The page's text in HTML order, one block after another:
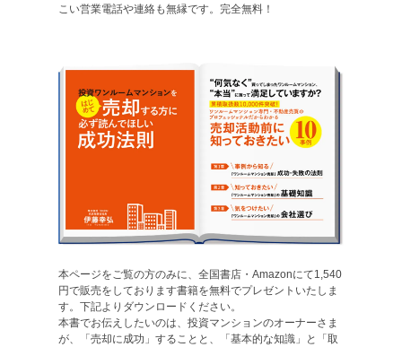
こい営業電話や連絡も無縁です。完全無料！
本ページをご覧の方のみに、全国書店・Amazonにて1,540
円で販売をしております書籍を無料でプレゼントいたしま
す。下記よりダウンロードください。
本書でお伝えしたいのは、投資マンションのオーナーさま
が、「売却に成功」することと、「基本的な知識」と「取